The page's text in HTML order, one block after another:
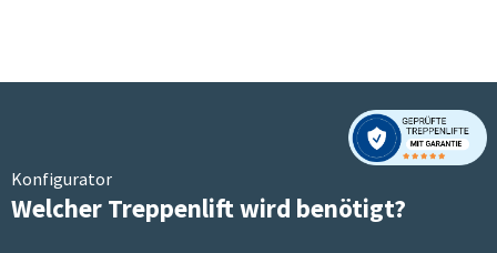
Konfigurator
Welcher Treppenlift wird benötigt?